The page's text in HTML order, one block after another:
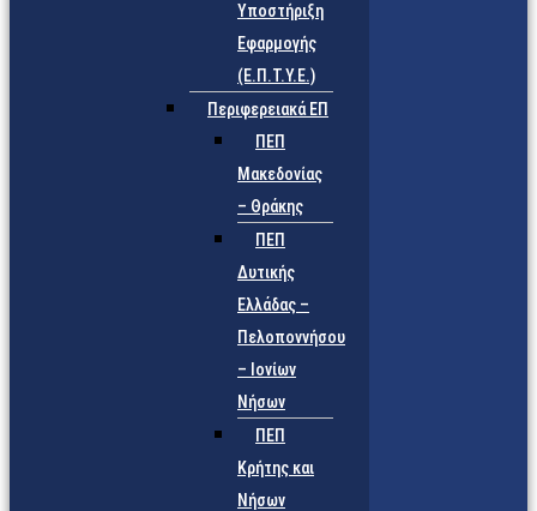
Υποστήριξη
Εφαρμογής
(Ε.Π.Τ.Υ.Ε.)
Περιφερειακά ΕΠ
ΠΕΠ
Μακεδονίας
– Θράκης
ΠΕΠ
Δυτικής
Ελλάδας –
Πελοποννήσου
– Ιονίων
Νήσων
ΠΕΠ
Κρήτης και
Νήσων